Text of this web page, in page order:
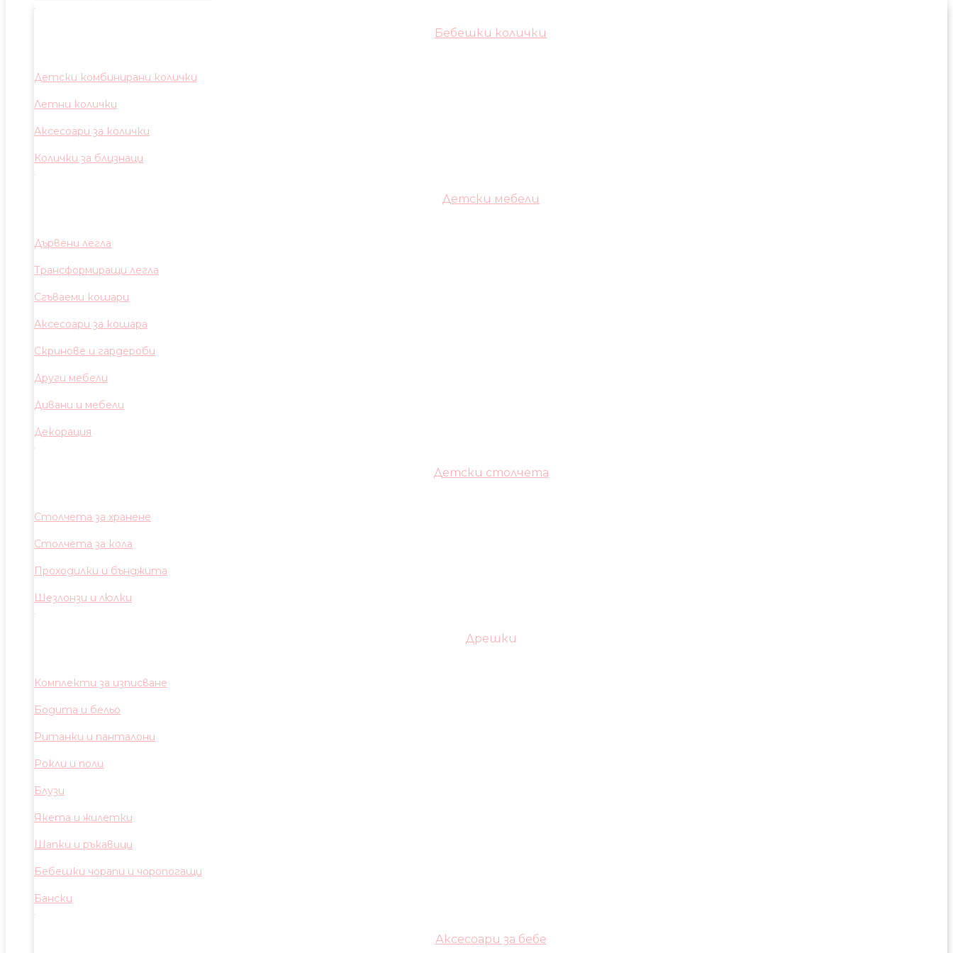
Бебешки колички
Детски комбинирани колички
Летни колички
Аксесоари за колички
Колички за близнаци
Детски мебели
Дървени легла
Трансформиращи легла
Сгъваеми кошари
Аксесоари за кошара
Скринове и гардероби
Други мебели
Дивани и мебели
Декорация
Детски столчета
Столчета за хранене
Столчета за кола
Проходилки и бънджита
Шезлонзи и люлки
Дрешки
Комплекти за изписване
Бодита и бельо
Ританки и панталони
Рокли и поли
Блузи
Якета и жилетки
Шапки и ръкавици
Бебешки чорапи и чоропогащи
Бански
Аксесоари за бебе